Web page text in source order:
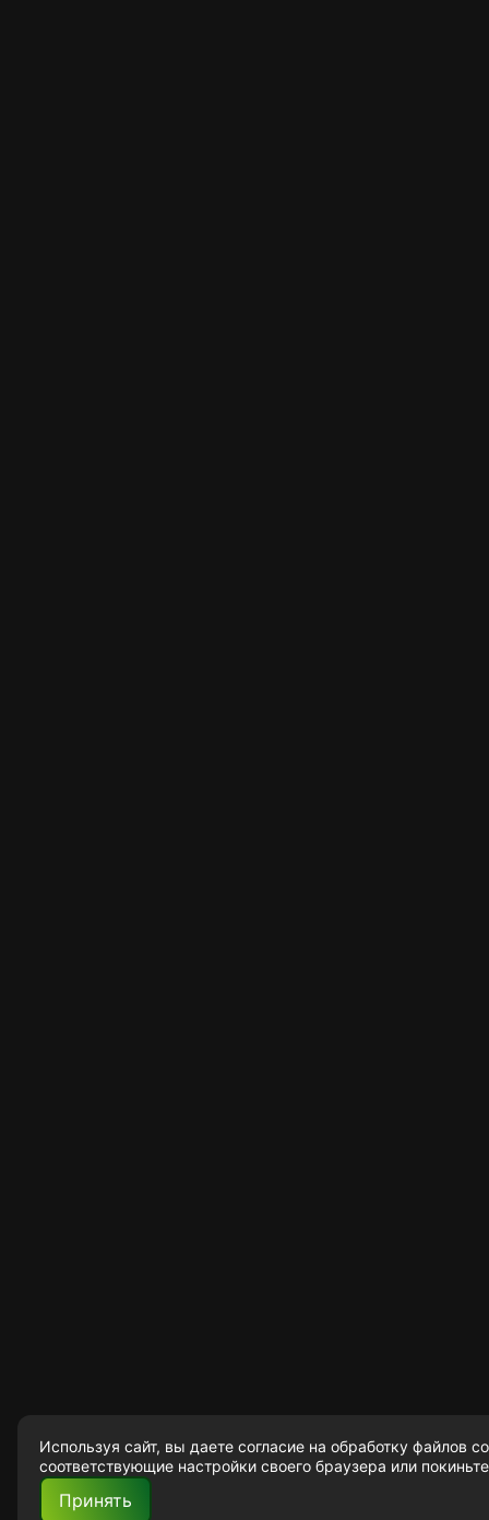
Используя сайт, вы даете согласие на обработку файлов
соответствующие настройки своего браузера или
Принять